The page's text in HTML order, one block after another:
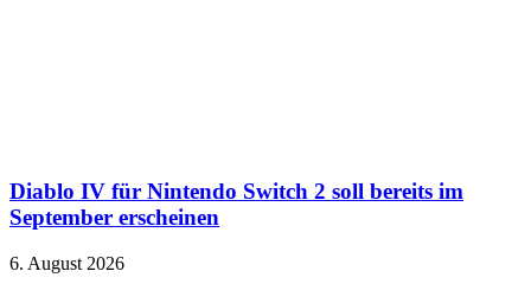
Diablo IV für Nintendo Switch 2 soll bereits im
September erscheinen
6. August 2026